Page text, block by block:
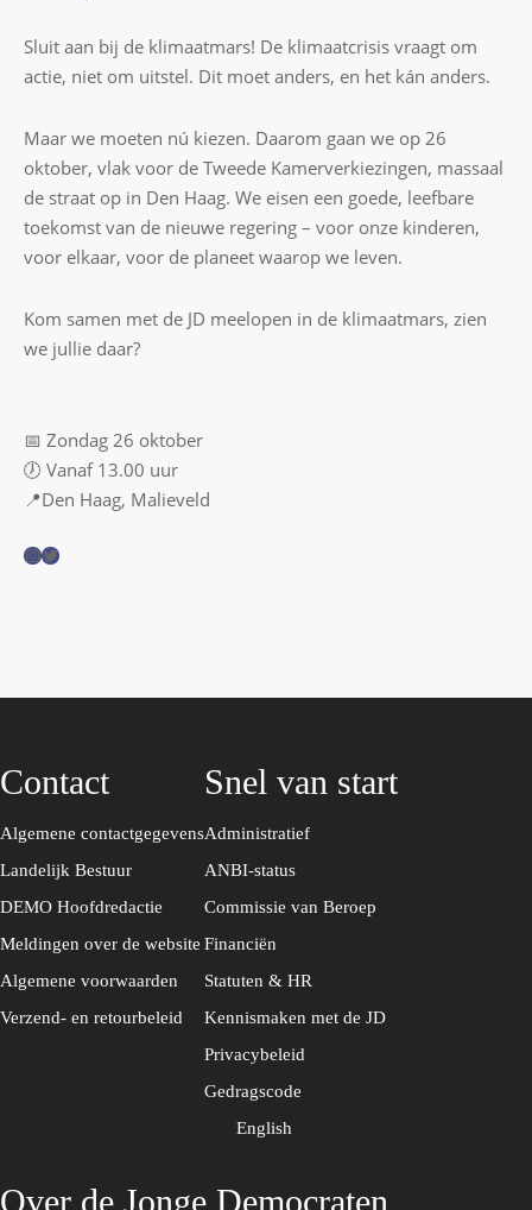
Sluit aan bij de klimaatmars! De klimaatcrisis vraagt om
actie, niet om uitstel. Dit moet anders, en het kán anders.
Maar we moeten nú kiezen. Daarom gaan we op 26
oktober, vlak voor de Tweede Kamerverkiezingen, massaal
de straat op in Den Haag. We eisen een goede, leefbare
toekomst van de nieuwe regering – voor onze kinderen,
voor elkaar, voor de planeet waarop we leven.
Kom samen met de JD meelopen in de klimaatmars, zien
we jullie daar?
📅 Zondag 26 oktober
🕖 Vanaf 13.00 uur
📍Den Haag, Malieveld
I
a
T
Contact
Algemene contactgegevens
Landelijk Bestuur
DEMO Hoofdredactie
Meldingen over de website
Algemene voorwaarden
Verzend- en retourbeleid
Snel van start
Administratief
ANBI-status
Commissie van Beroep
Financiën
Statuten & HR
Kennismaken met de JD
Privacybeleid
Gedragscode
English
Over de Jonge Democraten